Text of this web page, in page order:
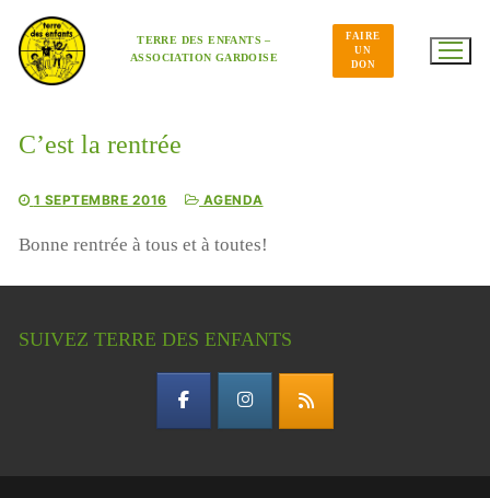
contenu
TERRE DES ENFANTS –
ASSOCIATION GARDOISE
FAIRE
UN
DON
C’est la rentrée
1 SEPTEMBRE 2016 AGENDA
Bonne rentrée à tous et à toutes!
SUIVEZ TERRE DES ENFANTS